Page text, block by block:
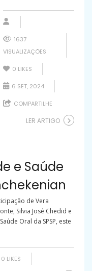
1637
VISUALIZAÇÕES
0 LIKES
6 SET, 2024
COMPARTILHE
LER ARTIGO
e Saúde
de Vera
Silvia José Chedid e
Oral da SPSP, este
0 LIKES